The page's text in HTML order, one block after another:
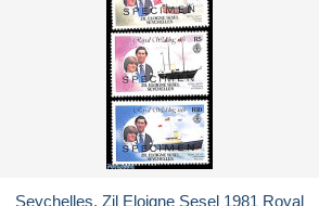
Seychelles, Zil Eloigne Sesel 1981 Royal